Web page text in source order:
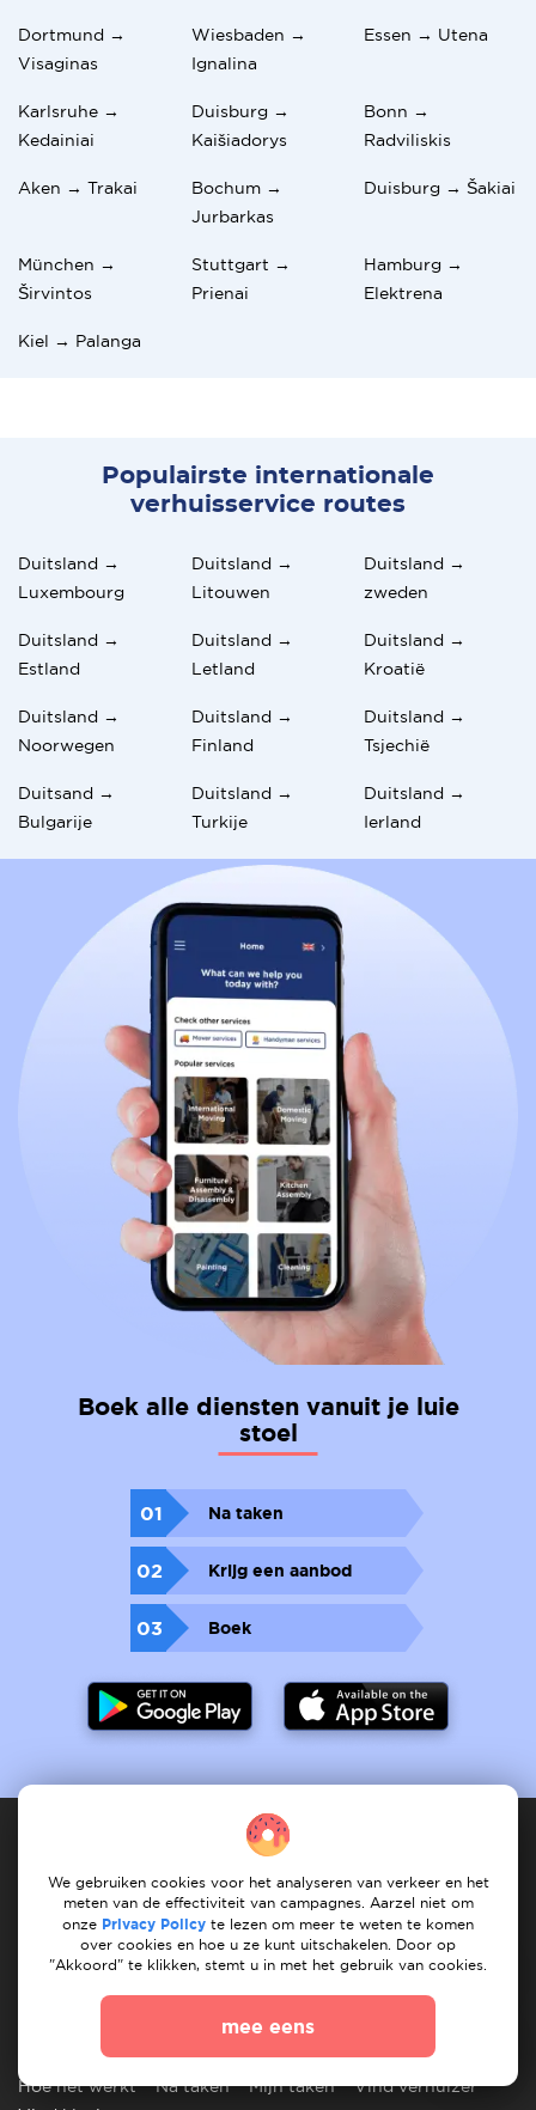
Dortmund →
Visaginas
Wiesbaden →
Ignalina
Essen → Utena
Karlsruhe →
Kedainiai
Duisburg →
Kaišiadorys
Bonn →
Radviliskis
Aken → Trakai
Bochum →
Jurbarkas
Duisburg → Šakiai
München →
Širvintos
Stuttgart →
Prienai
Hamburg →
Elektrena
Kiel → Palanga
Populairste internationale
verhuisservice routes
Duitsland →
Luxembourg
Duitsland →
Litouwen
Duitsland →
zweden
Duitsland →
Estland
Duitsland →
Letland
Duitsland →
Kroatië
Duitsland →
Noorwegen
Duitsland →
Finland
Duitsland →
Tsjechië
Duitsand →
Bulgarije
Duitsland →
Turkije
Duitsland →
Ierland
Boek alle diensten vanuit je luie
stoel
01 Na taken
02 Krijg een aanbod
03 Boek
Dienstverlener
Hoe het werkt registreet services
Mijn services
Mijn taken
Vind dienst Onze services
Hoe het werkt Na taken Mijn taken
Vind verhuizer
We gebruiken cookies voor het analyseren van verkeer en het
meten van de effectiviteit van campagnes. Aarzel niet om
onze Privacy Policy te lezen om meer te weten te komen
over cookies en hoe u ze kunt uitschakelen. Door op
"Akkoord" te klikken, stemt u in met het gebruik van cookies.
mee eens